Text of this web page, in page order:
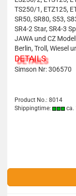
TS250/1, ETZ125,
SR50, SR80, S53,
SR4-2 Star, SR4-3
JAWA und CZ
Berlin, Troll, Wiesel
DETAILS
Simson Nr:306570
Product No.: 8014
Shippingtime:
ca.